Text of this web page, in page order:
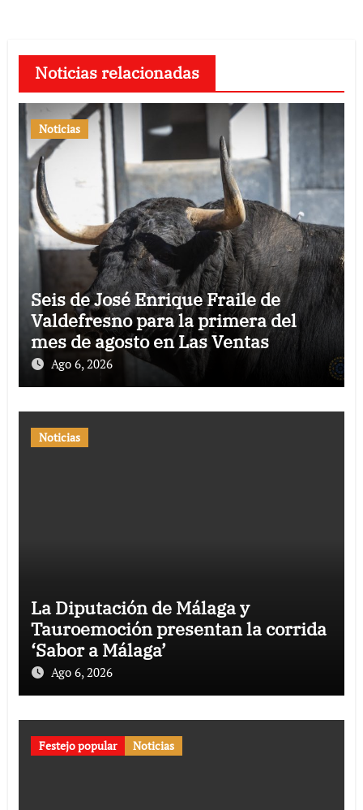
Noticias relacionadas
Noticias
Seis de José Enrique Fraile de
Valdefresno para la primera del
mes de agosto en Las Ventas
Ago 6, 2026
Noticias
La Diputación de Málaga y
Tauroemoción presentan la corrida
‘Sabor a Málaga’
Ago 6, 2026
Festejo popular Noticias